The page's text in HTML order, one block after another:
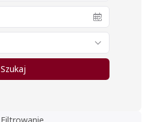
Szukaj